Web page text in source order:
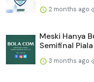
2 months ago
Meski Hanya
Semifinal Piala
3 months ago